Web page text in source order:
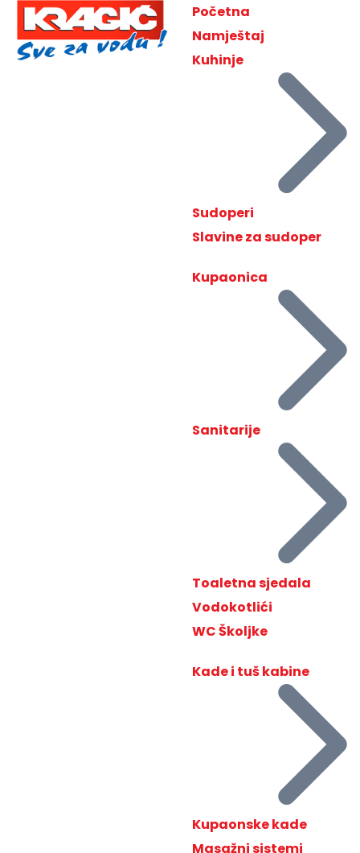
Početna
Namještaj
Kuhinje
Sudoperi
Slavine za sudoper
Kupaonica
Sanitarije
Toaletna sjedala
Vodokotlići
WC Školjke
Kade i tuš kabine
Kupaonske kade
Masažni sistemi